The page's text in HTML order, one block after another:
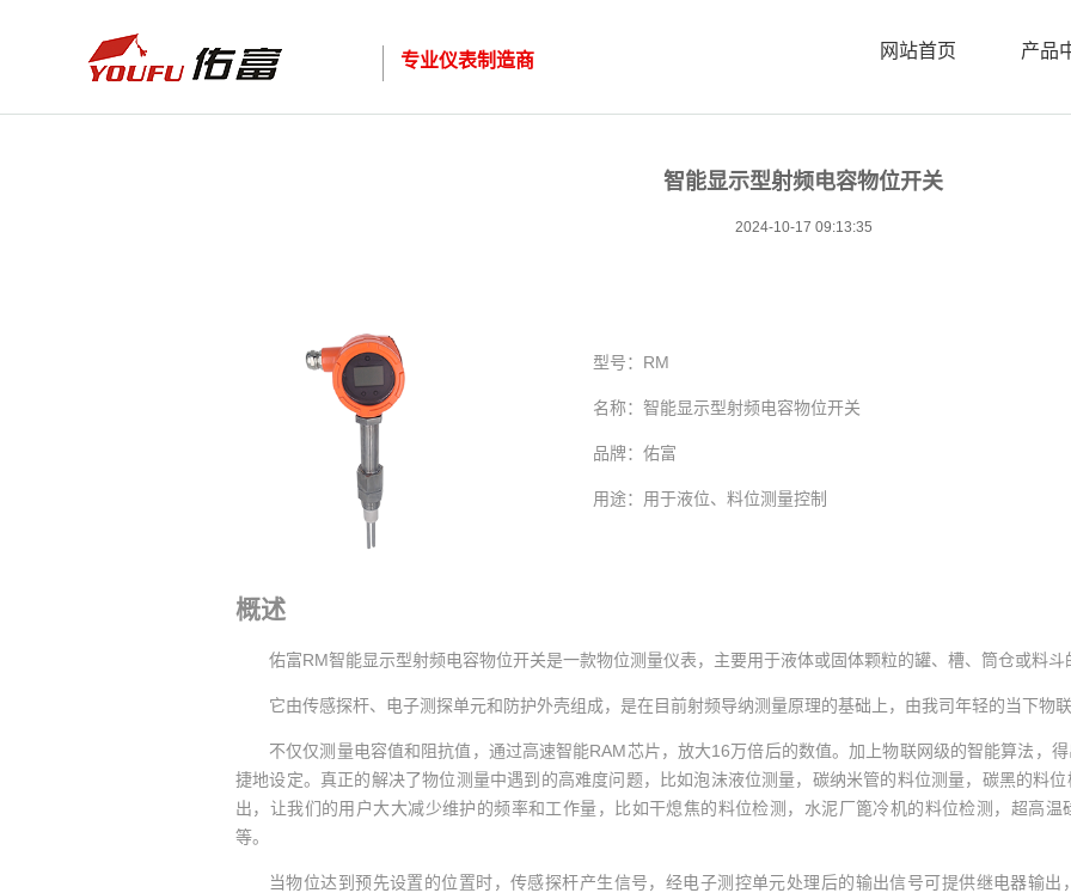
专业仪表制造商 网站首页 产品
智能显示型射频电容物位开关
2024-10-17 09:13:35
型号：RM
名称：智能显示型射频电容物位开关
品牌：佑富
用途：用于液位、料位测量控制
概述
佑富RM智能显示型射频电容物位开关是一款物位测量仪表，主要用于液体或固体颗粒的罐、槽、筒仓或料斗
它由传感探杆、电子测探单元和防护外壳组成，是在目前射频导纳测量原理的基础上，由我司年轻的当下物
不仅仅测量电容值和阻抗值，通过高速智能RAM芯片，放大16万倍后的数值。加上物联网级的智能算法，
捷地设定。真正的解决了物位测量中遇到的高难度问题，比如泡沫液位测量，碳纳米管的料位测量，碳黑的料
出，让我们的用户大大减少维护的频率和工作量，比如干熄焦的料位检测，水泥厂篦冷机的料位检测，超高温
等。
当物位达到预先设置的位置时，传感探杆产生信号，经电子测控单元处理后的输出信号可提供继电器输